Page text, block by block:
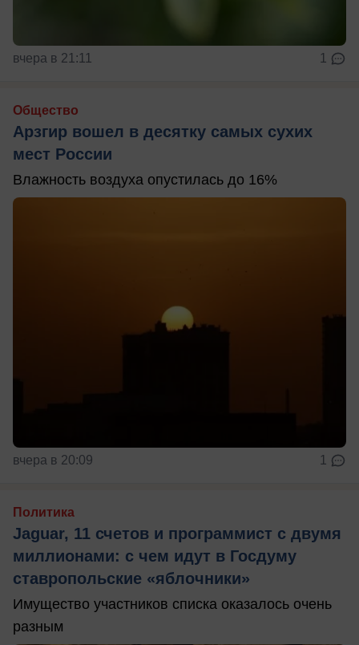
вчера в 21:11 1
Общество
Арзгир вошел в десятку самых сухих
мест России
Влажность воздуха опустилась до 16%
вчера в 20:09 1
Политика
Jaguar, 11 счетов и программист с двумя
миллионами: с чем идут в Госдуму
ставропольские «яблочники»
Имущество участников списка оказалось очень
разным